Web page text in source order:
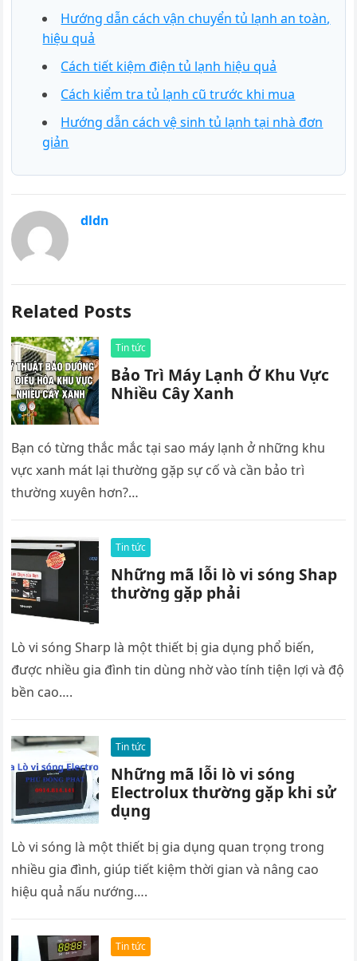
Hướng dẫn cách vận chuyển tủ lạnh an toàn,
hiệu quả
Cách tiết kiệm điện tủ lạnh hiệu quả
Cách kiểm tra tủ lạnh cũ trước khi mua
Hướng dẫn cách vệ sinh tủ lạnh tại nhà đơn
giản
dldn
Related Posts
Tin tức
Bảo Trì Máy Lạnh Ở Khu Vực
Nhiều Cây Xanh
Bạn có từng thắc mắc tại sao máy lạnh ở những khu
vực xanh mát lại thường gặp sự cố và cần bảo trì
thường xuyên hơn?…
Tin tức
Những mã lỗi lò vi sóng Shap
thường gặp phải
Lò vi sóng Sharp là một thiết bị gia dụng phổ biến,
được nhiều gia đình tin dùng nhờ vào tính tiện lợi và độ
bền cao….
Tin tức
Những mã lỗi lò vi sóng
Electrolux thường gặp khi sử
dụng
Lò vi sóng là một thiết bị gia dụng quan trọng trong
nhiều gia đình, giúp tiết kiệm thời gian và nâng cao
hiệu quả nấu nướng….
Tin tức